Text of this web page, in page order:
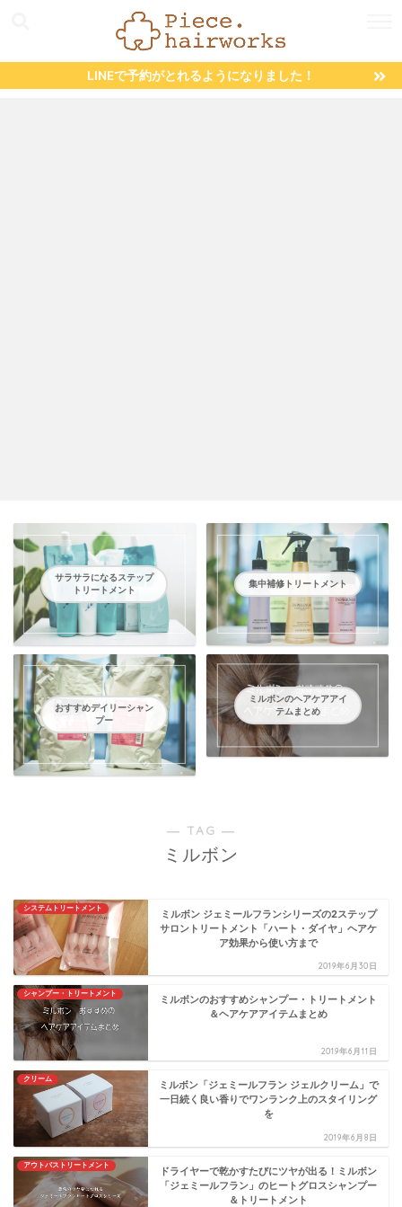
LINEで予約がとれるようになりました！
サラサラになるステップ
トリートメント
集中補修トリートメント
おすすめデイリーシャン
プー
ミルボンのヘアケアアイ
テムまとめ
― TAG ―
ミルボン
システムトリートメント
ミルボン ジェミールフランシリーズの2ステップ
サロントリートメント「ハート・ダイヤ」ヘアケ
ア効果から使い方まで
2019年6月30日
シャンプー・トリートメント
ミルボンのおすすめシャンプー・トリートメント
＆ヘアケアアイテムまとめ
2019年6月11日
クリーム
ミルボン「ジェミールフラン ジェルクリーム」で
一日続く良い香りでワンランク上のスタイリング
を
2019年6月8日
アウトバストリートメント
ドライヤーで乾かすたびにツヤが出る！ミルボン
「ジェミールフラン」のヒートグロスシャンプー
＆トリートメント